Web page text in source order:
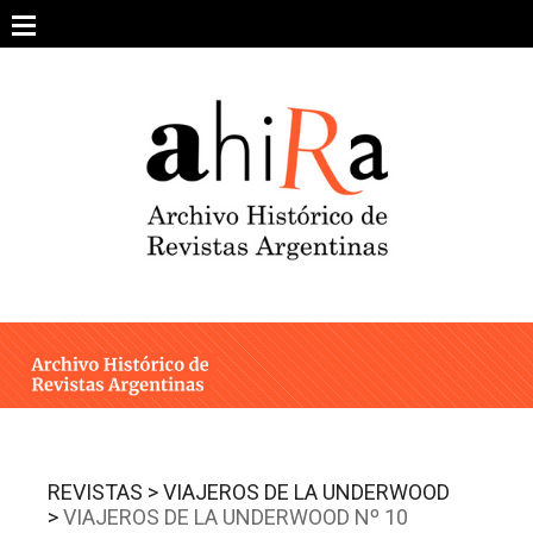
content
ARCHIVO DE REVISTAS
ESTUDIOS CRÍTICOS
INTEGRANTES
CONTACTO
REVISTAS >VIAJEROS DE LA UNDERWOOD
>VIAJEROS DE LA UNDERWOOD Nº 10